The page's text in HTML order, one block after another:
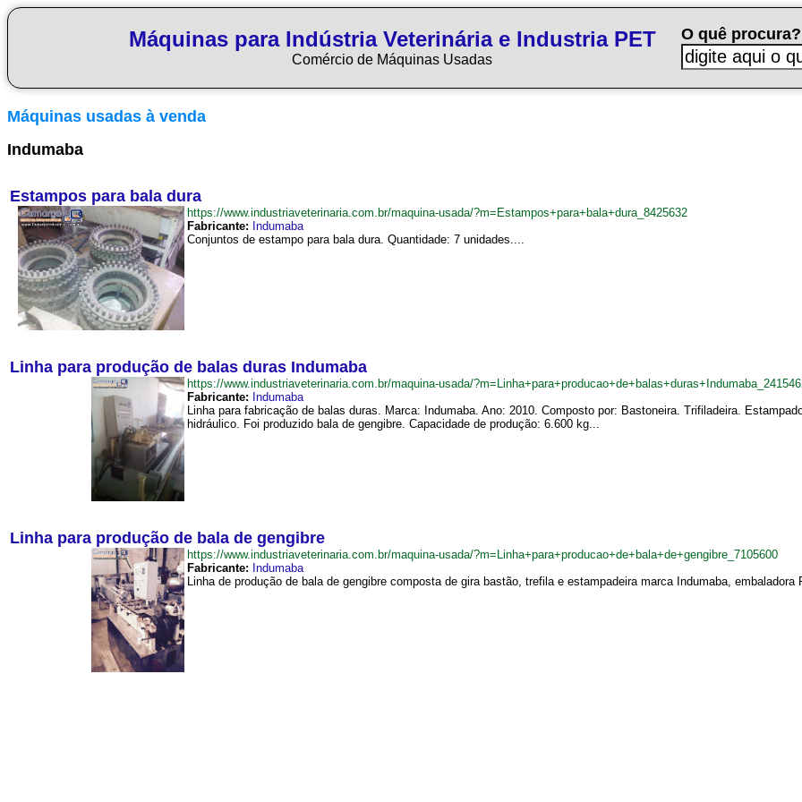
Máquinas para Indústria Veterinária e Industria PET
Comércio de Máquinas Usadas
O quê procura?
Máquinas usadas à venda
Indumaba
Estampos para bala dura
https://www.industriaveterinaria.com.br/maquina-usada/?m=Estampos+para+bala+dura_8425632
Fabricante: Indumaba
Conjuntos de estampo para bala dura. Quantidade: 7 unidades....
Linha para produção de balas duras Indumaba
https://www.industriaveterinaria.com.br/maquina-usada/
Fabricante: Indumaba
Linha para fabricação de balas duras. Marca: Indumaba. Ano: 2010. Composto por: Bastoneira. Trifiladeira.
hidráulico. Foi produzido bala de gengibre. Capacidade de produção: 6.600 kg...
Linha para produção de bala de gengibre
https://www.industriaveterinaria.com.br/maquina-usada/?m=Linha+para+producao+de+bala+de+gengibre_7105600
Fabricante: Indumaba
Linha de produção de bala de gengibre composta de gira bastão, trefila e estampadeira marca Indumaba,